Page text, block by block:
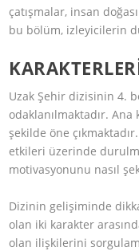
çatışmalar, insan
bu bölüm, izleyicilerin
Uzak Şehir dizisinin 4.
odaklanılmaktadır.
şekilde öne
etkileri üzerinde
motivasyonunu nasıl
Dizinin gelişiminde
olan iki karakter
olan ilişkilerini